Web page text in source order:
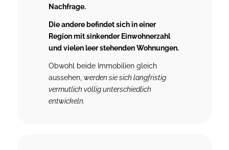
Nachfrage.
Die andere befindet sich in einer
Region mit sinkender Einwohnerzahl
und vielen leer stehenden Wohnungen.
Obwohl beide Immobilien gleich
aussehen, werden sie sich langfristig
vermutlich völlig unterschiedlich
entwickeln.